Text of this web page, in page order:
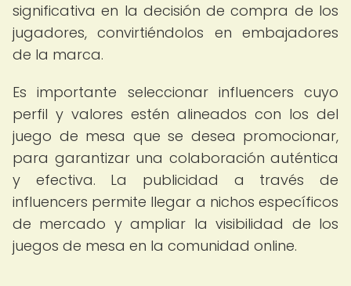
significativa en la decisión de compra de los
jugadores, convirtiéndolos en embajadores
de la marca.
Es importante seleccionar influencers cuyo
perfil y valores estén alineados con los del
juego de mesa que se desea promocionar,
para garantizar una colaboración auténtica
y efectiva. La publicidad a través de
influencers permite llegar a nichos específicos
de mercado y ampliar la visibilidad de los
juegos de mesa en la comunidad online.